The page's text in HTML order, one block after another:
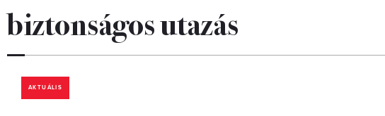
biztonságos utazás
AKTUÁLIS